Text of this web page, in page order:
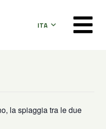
ITA
la spiaggia tra le due